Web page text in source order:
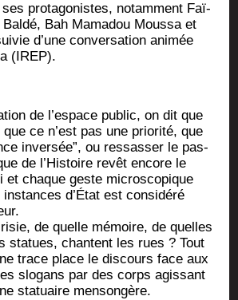
ses pro­ta­go­nistes, notam­ment Faï­
Bah Mama­dou Mous­sa et
d’uneconver­sa­tion ani­mée
(IREP).
de l’espace public, on dit que
que ce n’est pas une prio­ri­té, que
inver­sée”, ou res­sas­ser le pas­
de l’Histoire revêt encore le
et chaque geste micro­sco­pique
d’État est consi­dé­ré
de quelle mémoire, de quelles
sta­tues, chantent les rues ? Tout
trace place le dis­cours face aux
slo­gans par des corps agis­sant
sta­tuaire mensongère.